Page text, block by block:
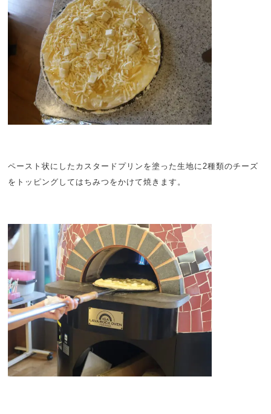
ペースト状にしたカスタードプリンを塗った生地に2種類のチーズ
をトッピングしてはちみつをかけて焼きます。